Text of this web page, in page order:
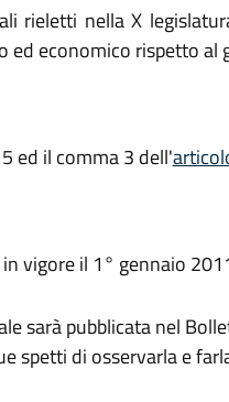
rieletti nella X
economico rispetto al
ed il comma 3 dell'
vigore il 1° gennaio
sarà pubblicata nel
spetti di osservarla e